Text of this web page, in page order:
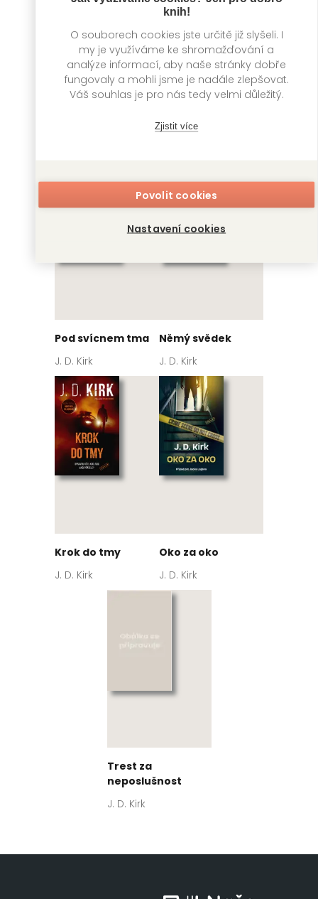
knih!
O souborech cookies jste určitě již slyšeli. I
my je využíváme ke shromažďování a
analýze informací, aby naše stránky dobře
fungovaly a mohli jsme je nadále zlepšovat.
Váš souhlas je pro nás tedy velmi důležitý.
Zjistit více
Povolit cookies
Nastavení cookies
Mělký hrob
Pod svícnem tma
J. D. Kirk
Němý svědek
J. D. Kirk
Krok do tmy
J. D. Kirk
Oko za oko
J. D. Kirk
Trest za
neposlušnost
J. D. Kirk